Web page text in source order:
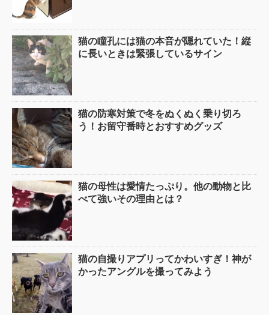
猫の瞳孔には猫の本音が隠れていた！縦
に長いときは緊張しているサイン
猫の防寒対策で冬をぬくぬく乗り切ろ
う！お留守番時とおすすめグッズ
猫の母性は愛情たっぷり。他の動物と比
べて強いその理由とは？
猫の自撮りアプリってかわいすぎ！神が
かったアングルを撮ってみよう